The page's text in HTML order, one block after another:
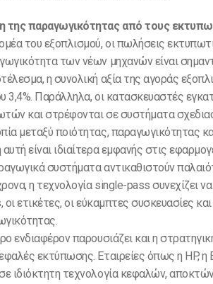
της παραγωγικότητας από τους
του εξοπλισμού, οι πωλήσεις
των νέων μηχανών είναι
η συνολική αξία της αγοράς
3,4%. Παράλληλα, οι κατασκευαστές
και στρέφονται σε συστήματα
μεταξύ ποιότητας, παραγωγικότητας
είναι ιδιαίτερα εμφανής στις
συστήματα αντικαθιστούν
η τεχνολογία single-pass συνεχίζει
οι ετικέτες, οι εύκαμπτες συσκευασίες
ενδιαφέρον παρουσιάζει και η
εκτύπωσης. Εταιρείες όπως η HP, η
ιδιόκτητη τεχνολογία κεφαλών,